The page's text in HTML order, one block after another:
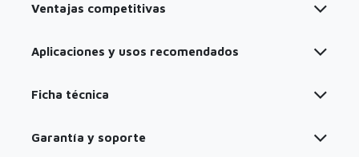
Ventajas competitivas
Aplicaciones y usos recomendados
Ficha técnica
Garantía y soporte